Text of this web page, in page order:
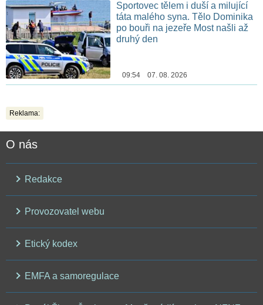
Sportovec tělem i duší a milující
táta malého syna. Tělo Dominika
po bouři na jezeře Most našli až
druhý den
09:54 07. 08. 2026
Reklama:
O nás
Redakce
Provozovatel webu
Etický kodex
EMFA a samoregulace